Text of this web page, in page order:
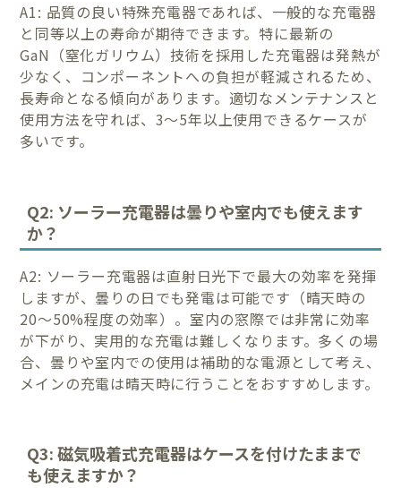
A1: 品質の良い特殊充電器であれば、一般的な充電器
と同等以上の寿命が期待できます。特に最新の
GaN（窒化ガリウム）技術を採用した充電器は発熱が
少なく、コンポーネントへの負担が軽減されるため、
長寿命となる傾向があります。適切なメンテナンスと
使用方法を守れば、3〜5年以上使用できるケースが
多いです。
Q2: ソーラー充電器は曇りや室内でも使えます
か？
A2: ソーラー充電器は直射日光下で最大の効率を発揮
しますが、曇りの日でも発電は可能です（晴天時の
20〜50%程度の効率）。室内の窓際では非常に効率
が下がり、実用的な充電は難しくなります。多くの場
合、曇りや室内での使用は補助的な電源として考え、
メインの充電は晴天時に行うことをおすすめします。
Q3: 磁気吸着式充電器はケースを付けたままで
も使えますか？